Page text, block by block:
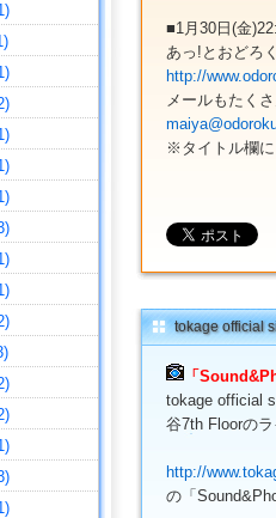
■1月30日(金
あっ!とおどろ
http://
メールもたく
※タイトル欄
tokage official
「
tokage official
谷7th Floorの
http://
の「